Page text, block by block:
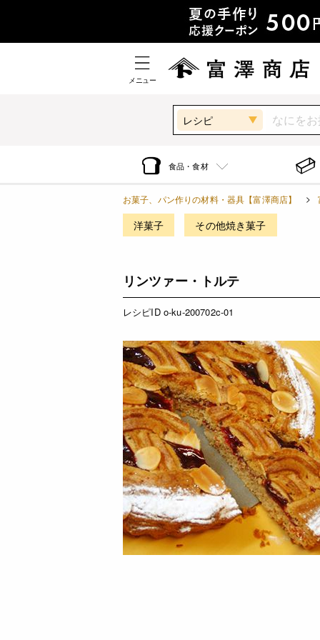
メニュー
レシピ
食品・食材
お菓子、パン作りの材料・器具【富澤商店】
洋菓子 その他焼き菓子
リンツァー・トルテ
レシピID o-ku-200702c-01